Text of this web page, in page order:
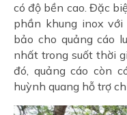
có độ bền cao. Đặc
phần khung inox
bảo cho quảng cáo
nhất trong suốt thời
đó, quảng cáo còn
huỳnh quang hỗ trợ